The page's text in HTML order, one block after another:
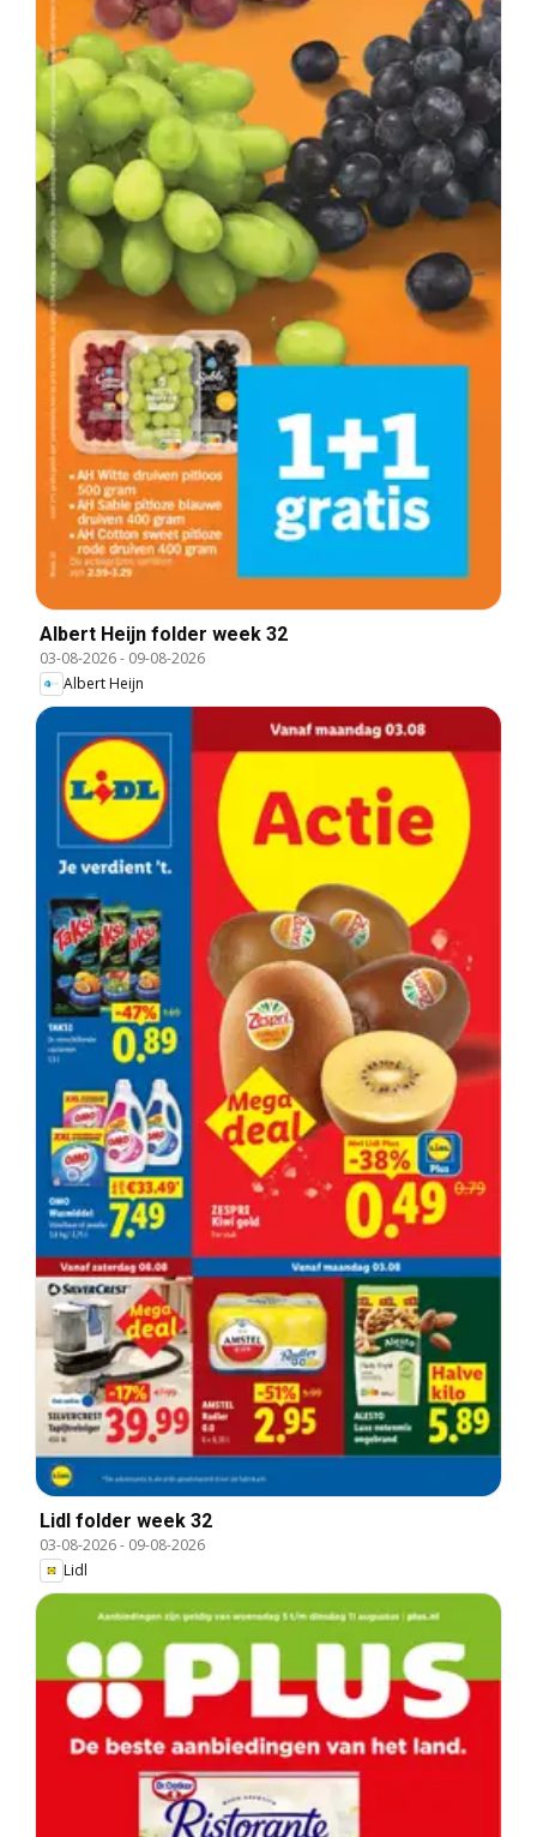
Albert Heijn folder week 32
03-08-2026- 09-08-2026
Albert Heijn
Lidl folder week 32
03-08-2026- 09-08-2026
Lidl